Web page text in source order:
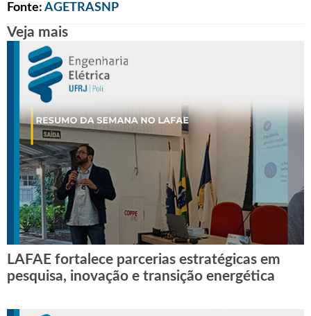
Veja mais
LAFAE fortalece parcerias estratégicas em
pesquisa, inovação e transição energética
Fonte: AGETRASNP